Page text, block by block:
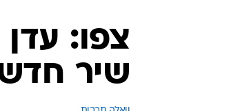
סדרות
האח
צפו:
שיר